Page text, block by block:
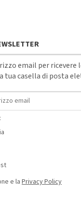
email per ricevere
casella di posta
e la Privacy Policy